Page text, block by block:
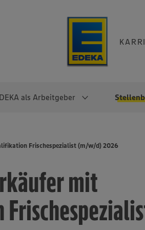
als Arbeitgeber
Direkteinstieg
Noch Fragen?
Überblick
EDEKA Fruchtkontor
EDEKA Foodservice
EDEKA-
Frischespezialist (m/w/d) 2026
mit